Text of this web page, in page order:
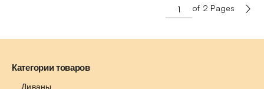
of 2 Pages
Категории товаров
Диваны